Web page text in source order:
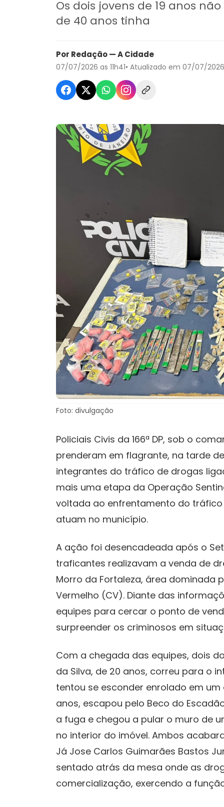
Os dois jovens de 19 anos
de 40 anos tinha
Por Redação — A Cidade
07/07/2026 as 11h41• Atualizado em 07/07/2026
Foto: divulgação
Policiais Civis da 166ª DP, sob o
prenderam em flagrante, na tarde
integrantes do tráfico de drogas
mais uma etapa da Operação
voltada ao enfrentamento do
atuam no município.
A ação foi desencadeada após o
traficantes realizavam a venda de
Morro da Fortaleza, área dominada
Vermelho (CV). Diante das
equipes para cercar o ponto de
surpreender os criminosos em
Com a chegada das equipes, dois
da Silva, de 20 anos, correu para o
tentou se esconder enrolado em um
anos, escapou pelo Beco do
a fuga e chegou a pular o muro de
no interior do imóvel. Ambos
Já Jose Carlos Guimarães Bastos
sentado atrás da mesa onde as
comercialização, exercendo a